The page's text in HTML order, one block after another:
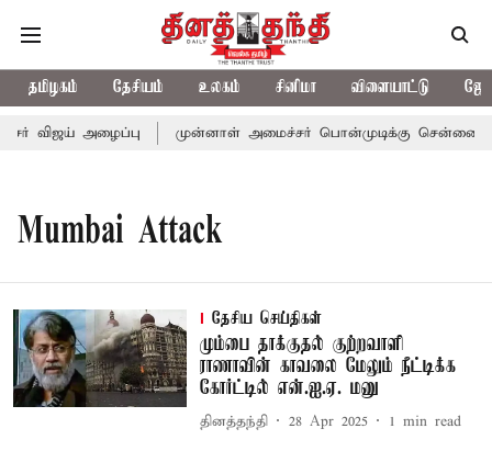
தமிழகம் தேசியம் உலகம் சினிமா விளையாட்டு
விஜய் அழைப்பு முன்னாள் அமைச்சர் பொன்முடிக்கு சென்னை
Mumbai Attack
தேசிய செய்திகள்
மும்பை தாக்குதல் குற்றவாளி
ராணாவின் காவலை மேலும் நீட்டிக்க
கோர்ட்டில் என்.ஐ.ஏ. மனு
தினத்தந்தி 28 Apr 2025 1 min read